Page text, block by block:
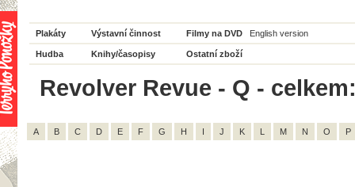
Plakáty Výstavní činnost Filmy na DVD English version
Hudba Knihy/časopisy Ostatní zboží
Revolver Revue - Q -
A B C D E F G H I J K L M N O P